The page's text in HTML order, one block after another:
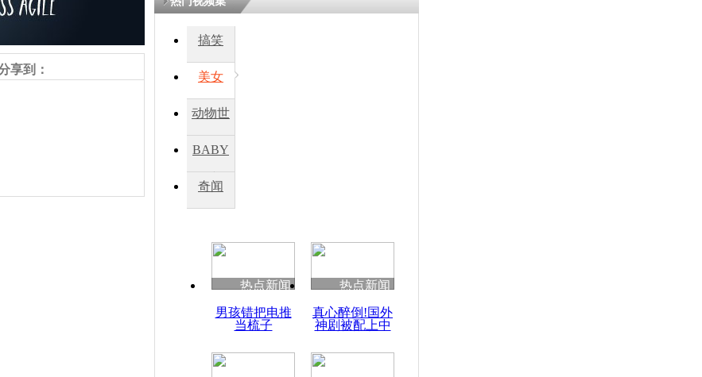
享到：
搞笑
美女
动物世
BABY
秀
奇闻
热点新闻
男孩错把电推
当梳子
热点新闻
真心醉倒!国外
神剧被配上中